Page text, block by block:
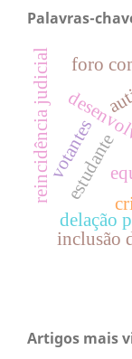
Palavras-
foro
delação
reincidência judicial
inclusão
estudante
votantes
Artigos mais